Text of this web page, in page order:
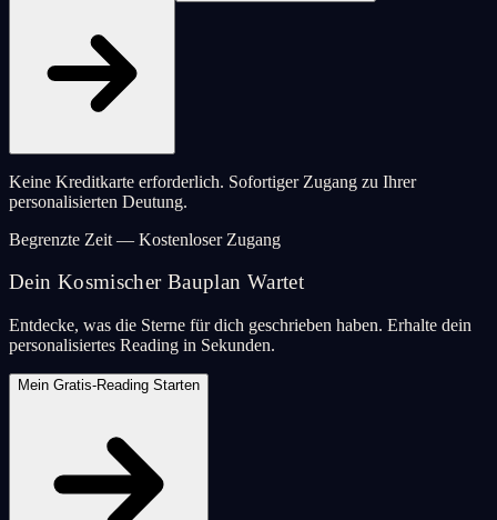
Keine Kreditkarte erforderlich. Sofortiger Zugang zu Ihrer
personalisierten Deutung.
Begrenzte Zeit — Kostenloser Zugang
Dein Kosmischer Bauplan Wartet
Entdecke, was die Sterne für dich geschrieben haben. Erhalte dein
personalisiertes Reading in Sekunden.
Mein Gratis-Reading Starten